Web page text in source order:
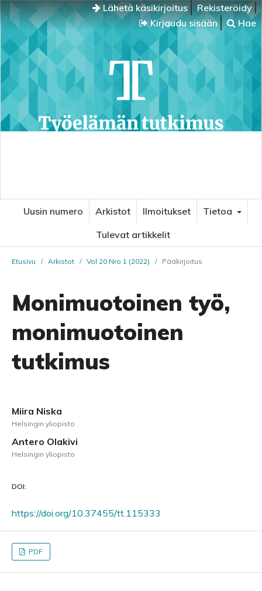
Lähetä käsikirjoitus
Rekisteröidy
Kirjaudu sisään
Hae
Uusin numero Arkistot Ilmoitukset
Tietoa
Tulevat artikkelit
Etusivu / Arkistot / Vol 20 Nro 1 (2022) / Pääkirjoitus
Monimuotoinen työ,
monimuotoinen
tutkimus
Miira Niska
Helsingin yliopisto
Antero Olakivi
Helsingin yliopisto
DOI:
https://doi.org/10.37455/tt.115333
PDF